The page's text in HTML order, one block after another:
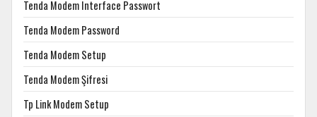
Tenda Modem Interface Passwort
Tenda Modem Password
Tenda Modem Setup
Tenda Modem Şifresi
Tp Link Modem Setup